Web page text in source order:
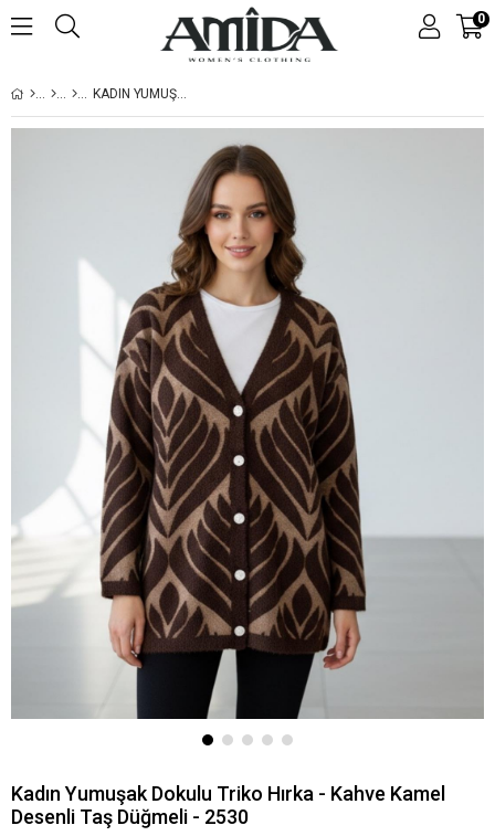
0
KADIN YUMUŞAK DOKULU TRIKO HIRKA - KAHVE KAMEL DESENLI TAŞ DÜĞMELI - 2530
Kadın Yumuşak Dokulu Triko Hırka - Kahve Kamel
Desenli Taş Düğmeli - 2530